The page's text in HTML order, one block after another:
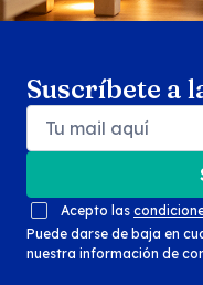
Suscríbete a
Acepto las
Puede darse de baja en
nuestra información de